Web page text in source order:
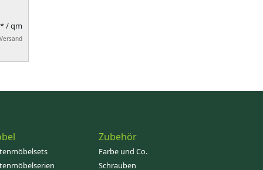
/ qm
Zubehör
Farbe und Co.
Schrauben